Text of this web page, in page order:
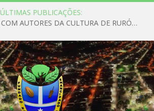
ÚLTIMAS PUBLICAÇÕES:
ESCUTA PÚBLICA COM AUTORES DA CULTURA DE RURÓPOLIS